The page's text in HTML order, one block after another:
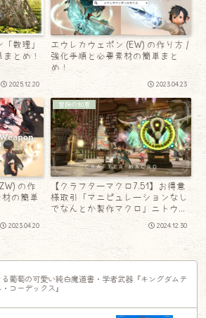
数理」
とめ！
2025.12.20
エウレカウェポン (EW) の作り方 /
強化手順と必要素材の簡単まと
め！
2023.04.23
の作
の簡単
2023.04.20
冒険の知恵
【クラフターマクロ7.51】お得意
様取引「マニピュレーションなし
でなんとか製作マクロ」ニトウィ
ケさん＆チーソジャさん用！
2024.12.30
る葡萄の可愛い純白魔道書・学者武器『キングダムテ
コーデックス』